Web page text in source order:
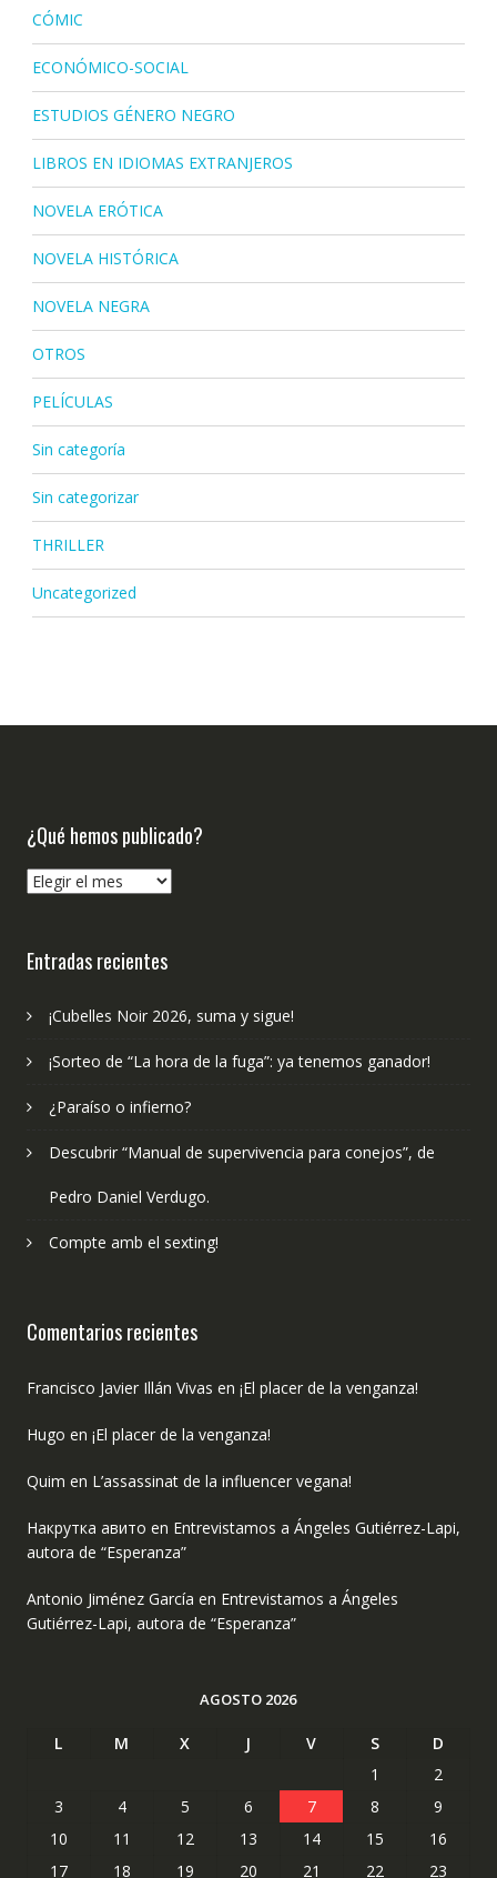
CÓMIC
ECONÓMICO-SOCIAL
ESTUDIOS GÉNERO NEGRO
LIBROS EN IDIOMAS EXTRANJEROS
NOVELA ERÓTICA
NOVELA HISTÓRICA
NOVELA NEGRA
OTROS
PELÍCULAS
Sin categoría
Sin categorizar
THRILLER
Uncategorized
¿Qué hemos publicado?
¿Qué
Entradas recientes
¡Cubelles Noir 2026, suma y sigue!
¡Sorteo de “La hora de la fuga”: ya tenemos ganador!
¿Paraíso o infierno?
Descubrir “Manual de supervivencia para conejos”, de
Pedro Daniel Verdugo.
Compte amb el sexting!
Comentarios recientes
Francisco Javier Illán Vivas en ¡El placer de la venganza!
Hugo en ¡El placer de la venganza!
Quim en L’assassinat de la influencer vegana!
Накрутка авито en Entrevistamos a Ángeles Gutiérrez-Lapi,
autora de “Esperanza”
Antonio Jiménez García en Entrevistamos a Ángeles
Gutiérrez-Lapi, autora de “Esperanza”
AGOSTO 2026
L M X J V S
D
1
2
3
4 5 6 7 8
9
10
11 12 13 14 15
16
17
18 19 20 21 22 23